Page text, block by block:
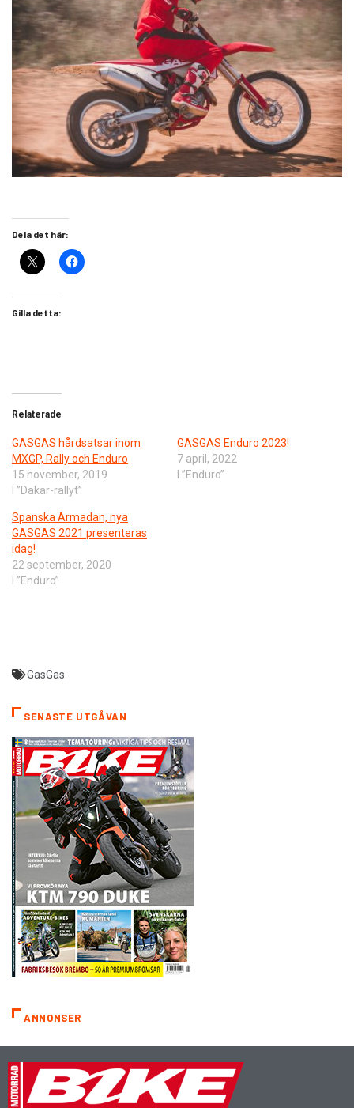
Dela det här:
Gilla detta:
Relaterade
GASGAS hårdsatsar inom
MXGP, Rally och Enduro
15 november, 2019
I ”Dakar-rallyt”
GASGAS Enduro 2023!
7 april, 2022
I ”Enduro”
Spanska Armadan, nya
GASGAS 2021 presenteras
idag!
22 september, 2020
I ”Enduro”
GasGas
SENASTE UTGÅVAN
ANNONSER